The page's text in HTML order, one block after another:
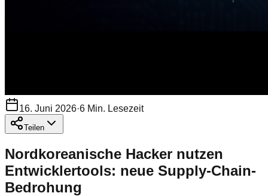
16. Juni 2026·6 Min. Lesezeit
Teilen
Nordkoreanische Hacker nutzen
Entwicklertools: neue Supply-Chain-
Bedrohung